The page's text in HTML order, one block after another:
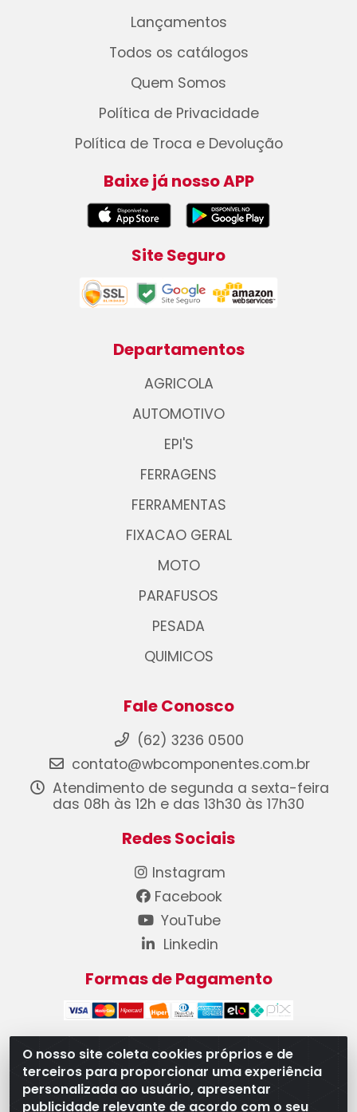
O nosso site coleta cookies próprios e de
terceiros para proporcionar uma experiência
personalizada ao usuário, apresentar
publicidade relevante de acordo com o seu
Lançamentos
Todos os catálogos
Quem Somos
Política de Privacidade
Política de Troca e Devolução
Baixe já nosso APP
Site Seguro
Departamentos
AGRICOLA
AUTOMOTIVO
EPI'S
FERRAGENS
FERRAMENTAS
FIXACAO GERAL
MOTO
PARAFUSOS
PESADA
QUIMICOS
Fale Conosco
(62) 3236 0500
contato@wbcomponentes.com.br
Atendimento de segunda a sexta-feira
das 08h às 12h e das 13h30 às 17h30
Redes Sociais
Instagram
Facebook
YouTube
Linkedin
Formas de Pagamento
WB Componentes Automotivos LTDA - CNPJ
08.528.393/0001-12 - Rua do Níquel, 667 - Parque
Oeste Industrial, Goiânia/GO - CEP 74375-660